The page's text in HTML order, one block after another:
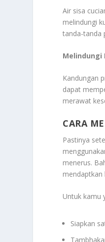
Air sisa
melindungi
tanda-tanda
Melindungi
Kandungan
dapat
merawat
CARA
Pastinya
menerus.
mendaptkan
Untuk kamu
Siapkan